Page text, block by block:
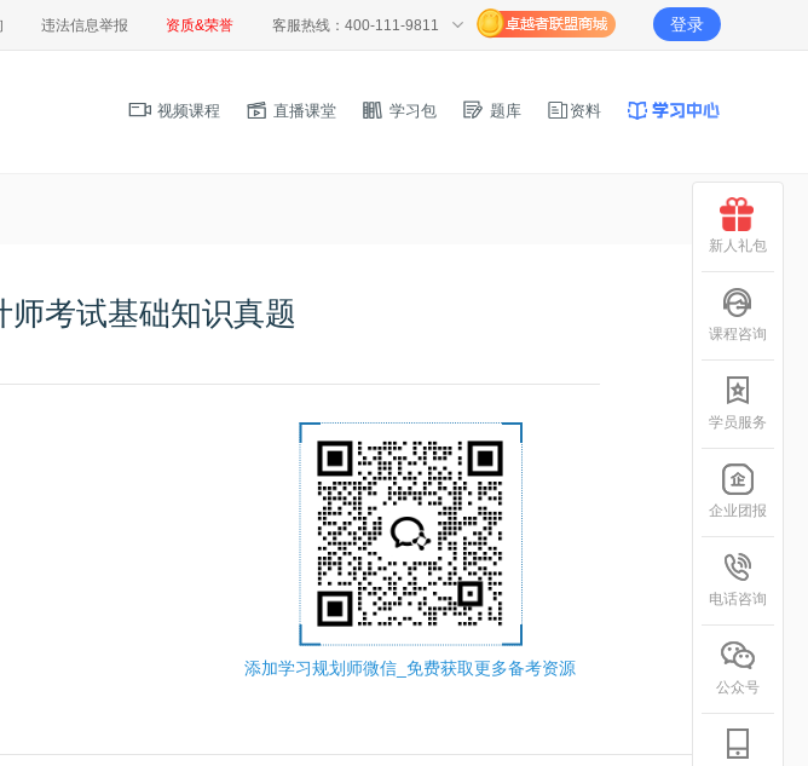
违法信息举报 资质&荣誉 客服热线：400-111-9811 登录
视频课程 直播课堂 学习包 题库 资料
师考试基础知识真题
添加学习规划师微信_免费获取更多备考资源
新人礼包
课程咨询
学员服务
企业团报
电话咨询
公众号